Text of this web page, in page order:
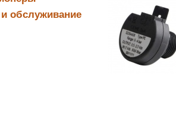
обслуживание